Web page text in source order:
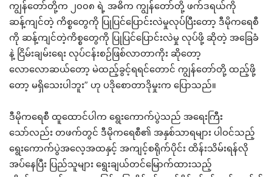
ကျွန်တော်တို့က ၂၀၀၈ ရဲ့ အဓိက ကျွန်တော်တို့ ဖက်ဒရယ်ကို
ဆန့်ကျင်တဲ့ ကိစ္စတွေကို ပြုပြင်ပြောင်းလဲမှုလုပ်ပြီးတော့ ဒီမိုကရေစီ
ကို ဆန့်ကျင်တဲ့ကိစ္စတွေကို ပြုပြင်ပြောင်းလဲမှု လုပ်ဖို့ ဆိုတဲ့ အခြေခံ
နဲ့ ငြိမ်းချမ်းရေး လုပ်ငန်းစဉ်ဖြစ်လာတာကိုး ဆိုတော့
လောလောဆယ်တော့ မဲထည့်ခွင့်ရရင်တောင် ကျွန်တော်တို့ ထည့်ဖို့
တော့ မရှိသေးပါဘူး” ဟု ပဒိုစောတာဒိုမှုးက ပြောသည်။
ဒီမိုကရေစီ ထူထောင်ပါက ရွေးကောက်ပွဲသည် အရေးကြီး
သော်လည်း တဖက်တွင် ဒီမိုကရေစီ၏ အနှစ်သာရများ ပါဝင်သည့်
ရွေးကောက်ပွဲအလေ့အထနှင့် အကျင့်စရိုက်ပိုင်း ထိန်းသိမ်းရန်လို
အပ်နေပြီး ပြည်သူများ ရွေးချယ်တင်မြောက်ထားသည့်